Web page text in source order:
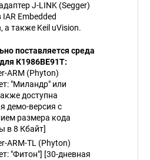
J-LINK (Segger)
Embedded
а также Keil uVision.
поставляется среда
К1986ВЕ91Т:
ARM (Phyton)
"Миландр" или
доступна
демо-версия с
размера кода
в 8 Кбайт]
ARM-TL (Phyton)
"Фитон"] [30-дневная